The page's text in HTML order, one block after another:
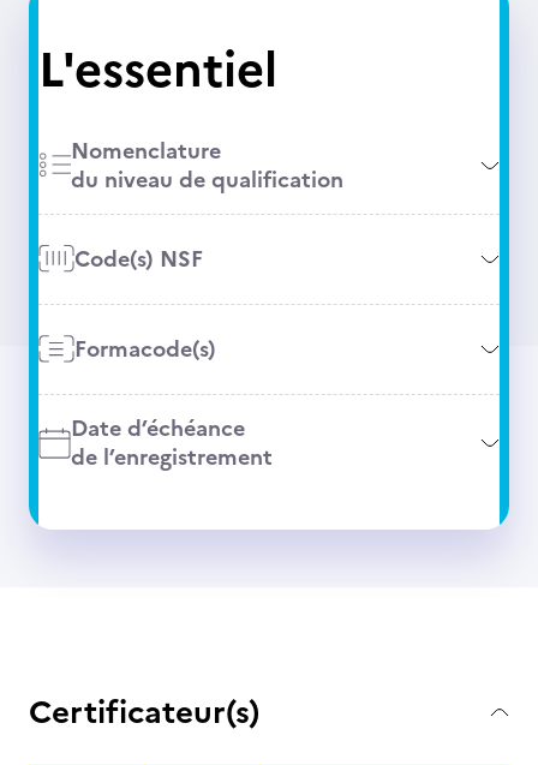
L'essentiel
Nomenclature
du niveau de qualification
Code(s) NSF
Formacode(s)
Date d’échéance
de l’enregistrement
Certificateur(s)